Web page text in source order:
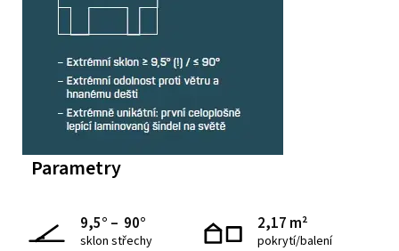
Parametry
9,5° – 90°
sklon střechy
2,17 m²
pokrytí/balení